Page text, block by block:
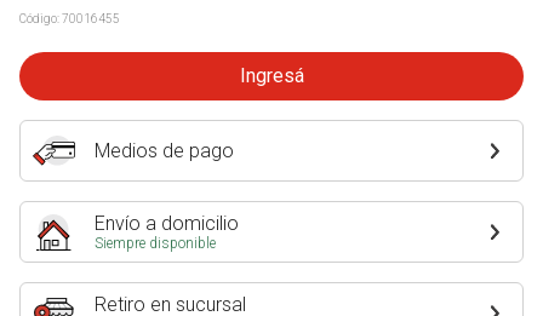
Código:70016455
Ingresá
Medios de pago
Envío a domicilio
Siempre disponible
Retiro en sucursal